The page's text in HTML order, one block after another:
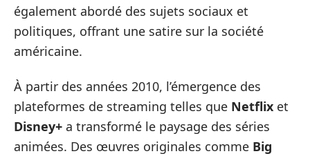
également abordé des sujets sociaux et
politiques, offrant une satire sur la société
américaine.
À partir des années 2010, l’émergence des
plateformes de streaming telles que Netflix et
Disney+ a transformé le paysage des séries
animées. Des œuvres originales comme Big